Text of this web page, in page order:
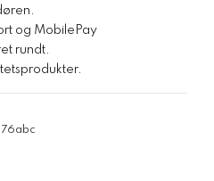
og MobilePay
rundt.